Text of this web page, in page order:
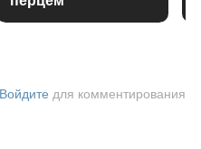
Войдите для комментирования